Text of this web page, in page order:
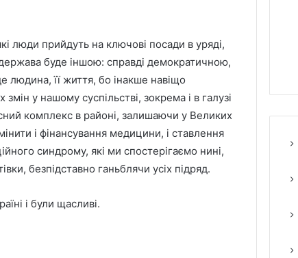
люди прийдуть на ключові посади в уряді,
буде іншою: справді демократичною,
людина, її життя, бо інакше навіщо
у нашому суспільстві, зокрема і в галузі
комплекс в районі, залишаючи у Великих
і фінансування медицини, і ставлення
синдрому, які ми спостерігаємо нині,
безпідставно ганьблячи усіх підряд.
і були щасливі.